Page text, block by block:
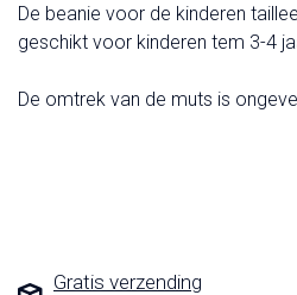
De beanie voor de kinderen
geschikt voor kinderen tem 3-4
De omtrek van de muts is
Gratis verzending